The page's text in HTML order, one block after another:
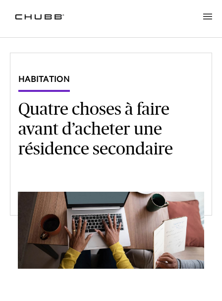
HABITATION
Quatre choses à faire
avant d’acheter une
résidence secondaire